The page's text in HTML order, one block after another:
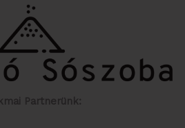
Partnerünk: